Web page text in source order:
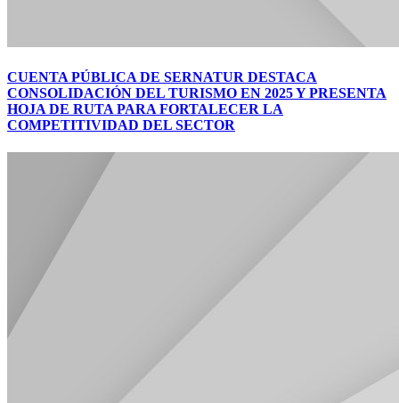
CUENTA PÚBLICA DE SERNATUR DESTACA
CONSOLIDACIÓN DEL TURISMO EN 2025 Y PRESENTA
HOJA DE RUTA PARA FORTALECER LA
COMPETITIVIDAD DEL SECTOR